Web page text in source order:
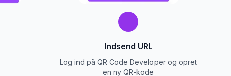
Indsend URL
Log ind på QR Code Developer og opret
en ny QR-kode